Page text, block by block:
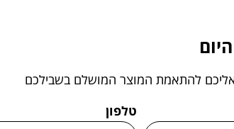
אליכם להתאמת המוצר המושלם בשבילכם
טלפון